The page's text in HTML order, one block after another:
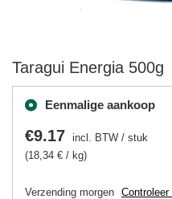
Taragui Energia 500g
Eenmalige aankoop
Verzending morgen
€9.17 incl. BTW / stuk
(18,34 € / kg)